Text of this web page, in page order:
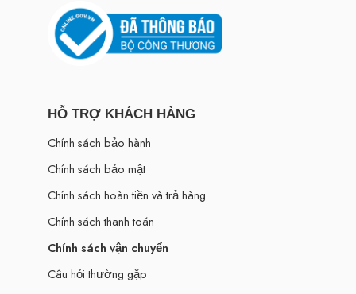
HỖ TRỢ KHÁCH HÀNG
Chính sách bảo hành
Chính sách bảo mật
Chính sách hoàn tiền và trả hàng
Chính sách thanh toán
Chính sách vận chuyển
Câu hỏi thường gặp